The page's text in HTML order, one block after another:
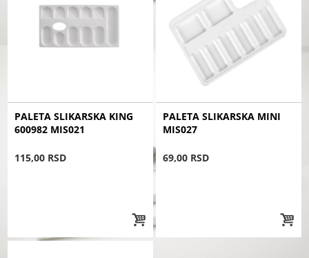
PALETA SLIKARSKA KING
600982 MIS021
115,00 RSD
PALETA SLIKARSKA MINI
MIS027
69,00 RSD